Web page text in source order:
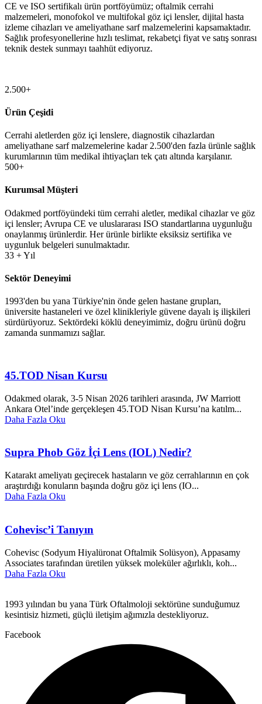
CE ve ISO sertifikalı ürün portföyümüz; oftalmik cerrahi
malzemeleri, monofokol ve multifokal göz içi lensler, dijital hasta
izleme cihazları ve ameliyathane sarf malzemelerini kapsamaktadır.
Sağlık profesyonellerine hızlı teslimat, rekabetçi fiyat ve satış sonrası
teknik destek sunmayı taahhüt ediyoruz.
2.500+
Ürün Çeşidi
Cerrahi aletlerden göz içi lenslere, diagnostik cihazlardan
ameliyathane sarf malzemelerine kadar 2.500'den fazla ürünle sağlık
kurumlarının tüm medikal ihtiyaçları tek çatı altında karşılanır.
500+
Kurumsal Müşteri
Odakmed portföyündeki tüm cerrahi aletler, medikal cihazlar ve göz
içi lensler; Avrupa CE ve uluslararası ISO standartlarına uygunluğu
onaylanmış ürünlerdir. Her ürünle birlikte eksiksiz sertifika ve
uygunluk belgeleri sunulmaktadır.
33 + Yıl
Sektör Deneyimi
1993'den bu yana Türkiye'nin önde gelen hastane grupları,
üniversite hastaneleri ve özel klinikleriyle güvene dayalı iş ilişkileri
sürdürüyoruz. Sektördeki köklü deneyimimiz, doğru ürünü doğru
zamanda sunmamızı sağlar.
45.TOD Nisan Kursu
Odakmed olarak, 3-5 Nisan 2026 tarihleri arasında, JW Marriott
Ankara Otel’inde gerçekleşen 45.TOD Nisan Kursu’na katılm...
Daha Fazla Oku
Supra Phob Göz İçi Lens (IOL) Nedir?
Katarakt ameliyatı geçirecek hastaların ve göz cerrahlarının en çok
araştırdığı konuların başında doğru göz içi lens (IO...
Daha Fazla Oku
Cohevisc’i Tanıyın
Cohevisc (Sodyum Hiyalüronat Oftalmik Solüsyon), Appasamy
Associates tarafından üretilen yüksek moleküler ağırlıklı, koh...
Daha Fazla Oku
1993 yılından bu yana Türk Oftalmoloji sektörüne sunduğumuz
kesintisiz hizmeti, güçlü iletişim ağımızla destekliyoruz.
Facebook